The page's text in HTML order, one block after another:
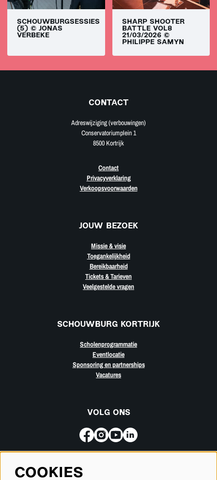
SCHOUWBURGSESSIES
(5) © JONAS
VERBEKE
SHARP SHOOTER
BATTLE VOL8
21/03/2026 ©
PHILIPPE SAMYN
CONTACT
Adreswijziging (verbouwingen)
Conservatoriumplein 1
8500 Kortrijk
Contact
Privacyverklaring
Verkoopsvoorwaarden
JOUW BEZOEK
Missie & visie
Toegankelijkheid
Bereikbaarheid
Tickets & Tarieven
Veelgestelde vragen
SCHOUWBURG KORTRIJK
Scholenprogrammatie
Eventlocatie
Sponsoring en partnerships
Vacatures
VOLG ONS
COOKIES